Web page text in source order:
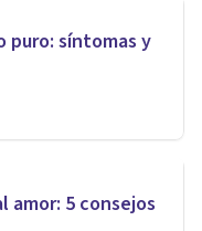
puro: síntomas y
amor: 5 consejos